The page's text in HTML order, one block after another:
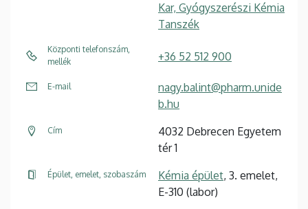
Kar, Gyógyszerészi Kémia
Tanszék
Központi telefonszám,
mellék
+36 52 512 900
E-mail
nagy.balint@pharm.unide
b.hu
Cím
4032 Debrecen Egyetem
tér 1
Épület, emelet, szobaszám Kémia épület, 3. emelet,
E-310 (labor)